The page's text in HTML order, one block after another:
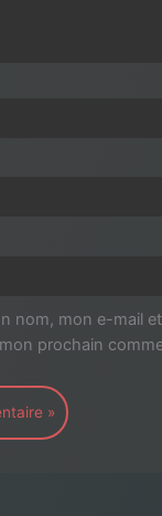
nom, mon e-mail
prochain